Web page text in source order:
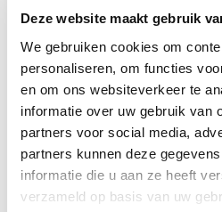
Deze website maakt gebruik
We gebruiken cookies om
personaliseren, om functies
en om ons websiteverkeer te
informatie over uw gebruik van
partners voor social media,
partners kunnen deze
informatie die u aan ze heeft
verzameld op basis van uw
van
Vestiging(en)
Op zoek naar de beste
vermogensbeheerder?
Bent u op zoek naar de voor u